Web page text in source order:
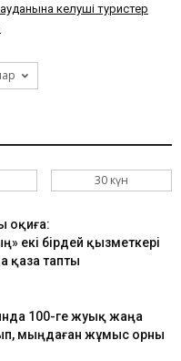
келуші туристер
30 күн
оқиға:
екі бірдей қызметкері
қаза тапты
100-ге жуық жаңа
мыңдаған жұмыс орны